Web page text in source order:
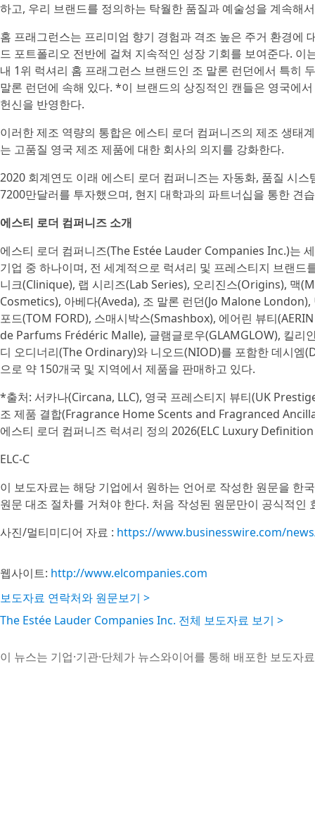
하고, 우리 브랜드를 정의하는 탁월한 품질과 예술성을 계속해
홈 프래그런스는 프리미엄 향기 경험과 격조 높은 주거 환경에
드 포트폴리오 전반에 걸쳐 지속적인 성장 기회를 보여준다.
내 1위 럭셔리 홈 프래그런스 브랜드인 조 말론 런던에서 특히
말론 런던에 속해 있다. *이 브랜드의 상징적인 캔들은 영국에
헌신을 반영한다.
이러한 제조 역량의 통합은 에스티 로더 컴퍼니즈의 제조 생태
는 고품질 영국 제조 제품에 대한 회사의 의지를 강화한다.
2020 회계연도 이래 에스티 로더 컴퍼니즈는 자동화, 품질 시
7200만달러를 투자했으며, 현지 대학과의 파트너십을 통한 견
에스티 로더 컴퍼니즈 소개
에스티 로더 컴퍼니즈(The Estée Lauder Companies Inc.)는
기업 중 하나이며, 전 세계적으로 럭셔리 및 프레스티지 브랜
니크(Clinique), 랩 시리즈(Lab Series), 오리진스(Origins), 맥
Cosmetics), 아베다(Aveda), 조 말론 런던(Jo Malone
포드(TOM FORD), 스매시박스(Smashbox), 에어린 뷰티
de Parfums Frédéric Malle), 글램글로우(GLAMGLOW), 킬리
디 오디너리(The Ordinary)와 니오드(NIOD)를 포함한 데시엠
으로 약 150개국 및 지역에서 제품을 판매하고 있다.
*출처: 서카나(Circana, LLC), 영국 프레스티지 뷰티(UK
조 제품 결합(Fragrance Home Scents and Fragranced
에스티 로더 컴퍼니즈 럭셔리 정의 2026(ELC Luxury
ELC-C
이 보도자료는 해당 기업에서 원하는 언어로 작성한 원문을 한
원문 대조 절차를 거쳐야 한다. 처음 작성된 원문만이 공식적
사진/멀티미디어 자료 : https://www.businesswire.com/
웹사이트: http://www.elcompanies.com
보도자료 연락처와 원문보기 >
The Estée Lauder Companies Inc. 전체 보도자료 보기 >
이 뉴스는 기업·기관·단체가 뉴스와이어를 통해 배포한 보도자